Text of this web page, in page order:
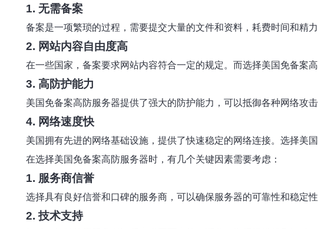
1. 无需备案
备案是一项繁琐的过程，需要提交大量的文件和资料，耗费时间和精
2. 网站内容自由度高
在一些国家，备案要求网站内容符合一定的规定。而选择美国免备案
3. 高防护能力
美国免备案高防服务器提供了强大的防护能力，可以抵御各种网络攻
4. 网络速度快
美国拥有先进的网络基础设施，提供了快速稳定的网络连接。选择美
在选择美国免备案高防服务器时，有几个关键因素需要考虑：
1. 服务商信誉
选择具有良好信誉和口碑的服务商，可以确保服务器的可靠性和稳定
2. 技术支持